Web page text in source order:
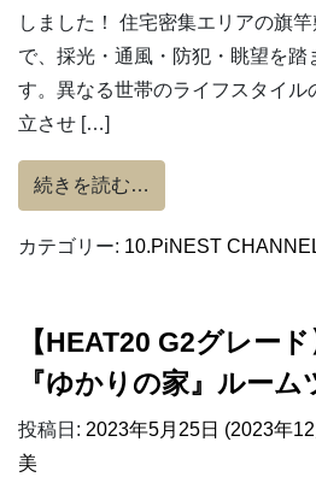
しました！ 住宅密集エリアの旗
で、採光・通風・防犯・眺望を
す。異なる世帯のライフスタイル
立させ […]
続きを読む…
カテゴリー: 10.PiNEST
【HEAT20 G2グレー
『ゆかりの家』ルーム
投稿日: 2023年5月25日 (2023年
美